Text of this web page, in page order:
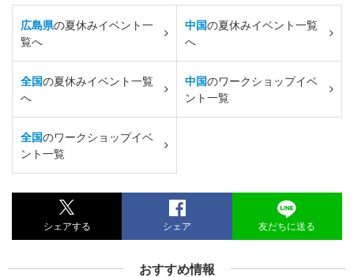
広島県の夏休みイベント一
覧へ
中国の夏休みイベント一覧
へ
全国の夏休みイベント一覧
へ
中国のワークショップイベ
ント一覧
全国のワークショップイベ
ント一覧
シェアする シェア 友だちに送る
おすすめ情報